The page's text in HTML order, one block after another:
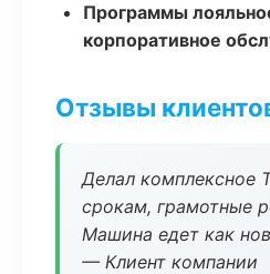
Программы
корпоративное
Отзывы
Делал комплексное
срокам, грамотные
Машина едет как
— Клиент компании